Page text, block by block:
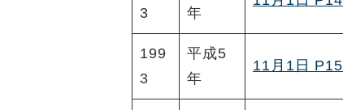
3
年
199
3
平成5
年
11月1日 P15